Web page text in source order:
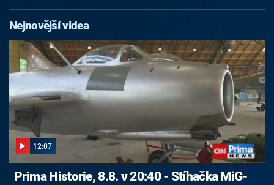
Nejnovější videa
12:07
Prima Historie, 8.8. v 20:40 - Stíhačka MiG-